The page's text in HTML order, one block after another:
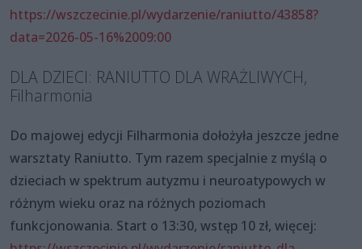
https://wszczecinie.pl/wydarzenie/raniutto/43858?
data=2026-05-16%2009:00
DLA DZIECI: RANIUTTO DLA WRAŻLIWYCH,
Filharmonia
Do majowej edycji Filharmonia dołożyła jeszcze jedne
warsztaty Raniutto. Tym razem specjalnie z myślą o
dzieciach w spektrum autyzmu i neuroatypowych w
różnym wieku oraz na różnych poziomach
funkcjonowania. Start o 13:30, wstęp 10 zł, więcej: